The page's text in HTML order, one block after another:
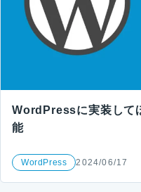
WordPressに実装して
能
WordPress 2024/06/17